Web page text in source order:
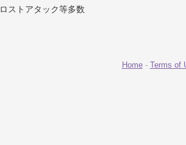
ロストアタック等多数
Home- Terms of